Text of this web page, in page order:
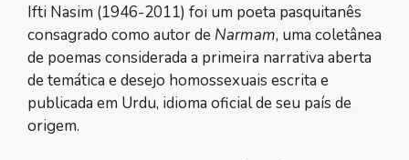
Ifti Nasim (1946-2011) foi um poeta pasquitanês
consagrado como autor de Narmam, uma coletânea
de poemas considerada a primeira narrativa aberta
de temática e desejo homossexuais escrita e
publicada em Urdu, idioma oficial de seu país de
origem.